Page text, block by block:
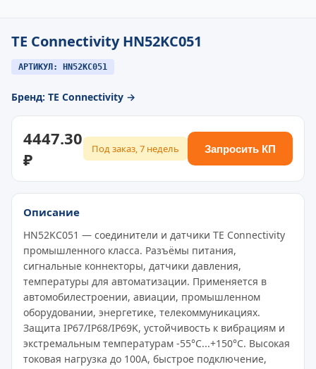
TE Connectivity HN52KC051
АРТИКУЛ: HN52KC051
Бренд: TE Connectivity →
4447.30
₽
Под заказ, 7 недель Запросить КП
Описание
HN52KC051 — соединители и датчики TE Connectivity
промышленного класса. Разъёмы питания,
сигнальные коннекторы, датчики давления,
температуры для автоматизации. Применяется в
автомобилестроении, авиации, промышленном
оборудовании, энергетике, телекоммуникациях.
Защита IP67/IP68/IP69K, устойчивость к вибрациям и
экстремальным температурам -55°C...+150°C. Высокая
токовая нагрузка до 100A, быстрое подключение,